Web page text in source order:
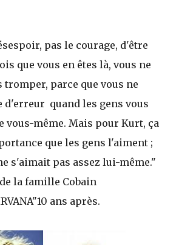
pas le courage, d'être
que vous en êtes là, vous ne
tromper, parce que vous ne
d'erreur quand les gens vous
vous-même. Mais pour Kurt, ça
que les gens l'aiment ;
s'aimait pas assez lui-même."
de la famille Cobain
ans après.